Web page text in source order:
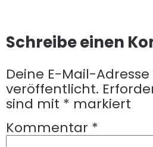
Schreibe einen
Deine E-Mail-
veröffentlicht.
sind mit * markiert
Kommentar *